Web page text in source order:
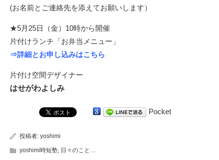
(お名前とご連絡先を添えてお願いします）
★5月25日（金）10時から開催
片付けランチ「お弁当メニュー」
⇒詳細とお申し込みはこちら
片付け空間デザイナー
はせがわよしみ
Pocket
投稿者: yoshimi
yoshimi時短塾 日々のこと…